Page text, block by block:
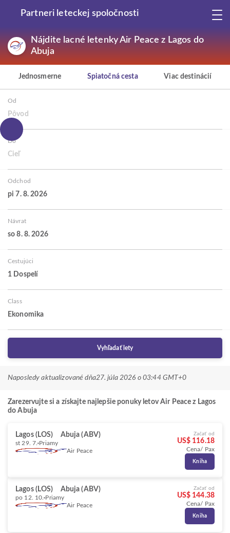
Partneri leteckej spoločnosti
Nájdite lacné letenky Air Peace z Lagos do
Abuja
Jednosmerne Spiatočná cesta Viac destinácií
Od
Pôvod
Do
Cieľ
Odchod
pi 7. 8. 2026
Návrat
so 8. 8. 2026
Cestujúci
1 Dospelí
Class
Ekonomika
Vyhľadať lety
Naposledy aktualizované dňa27. júla 2026 o 03:44 GMT+0
Zarezervujte si a získajte najlepšie ponuky letov Air Peace z Lagos
do Abuja
Lagos (LOS) Abuja (ABV)
st 29. 7. Priamy
Air Peace
Začať od
US$ 116.18
Cena/ Pax
Kniha
Lagos (LOS) Abuja (ABV)
po 12. 10. Priamy
Air Peace
Začať od
US$ 144.38
Cena/ Pax
Kniha